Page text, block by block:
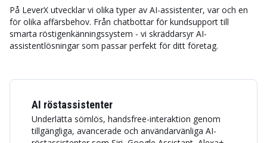
På LeverX utvecklar vi olika typer av AI-assistenter, var och en
för olika affärsbehov. Från chatbottar för kundsupport till
smarta röstigenkänningssystem - vi skräddarsyr AI-
assistentlösningar som passar perfekt för ditt företag.
AI röstassistenter
Underlätta sömlös, handsfree-interaktion genom
tillgängliga, avancerade och användarvänliga AI-